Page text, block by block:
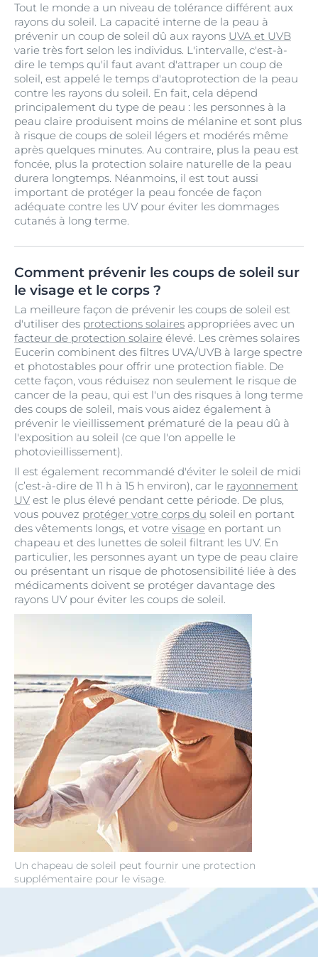
Tout le monde a un niveau de tolérance différent aux
rayons du soleil. La capacité interne de la peau à
prévenir un coup de soleil dû aux rayons UVA et UVB
varie très fort selon les individus. L'intervalle, c'est-à-
dire le temps qu'il faut avant d'attraper un coup de
soleil, est appelé le temps d'autoprotection de la peau
contre les rayons du soleil. En fait, cela dépend
principalement du type de peau : les personnes à la
peau claire produisent moins de mélanine et sont plus
à risque de coups de soleil légers et modérés même
après quelques minutes. Au contraire, plus la peau est
foncée, plus la protection solaire naturelle de la peau
durera longtemps. Néanmoins, il est tout aussi
important de protéger la peau foncée de façon
adéquate contre les UV pour éviter les dommages
cutanés à long terme.
Comment prévenir les coups de soleil sur
le visage et le corps ?
Un chapeau de soleil peut fournir une protection
supplémentaire pour le visage.
La meilleure façon de prévenir les coups de soleil est
d'utiliser des protections solaires appropriées avec un
facteur de protection solaire élevé. Les crèmes solaires
Eucerin combinent des filtres UVA/UVB à large spectre
et photostables pour offrir une protection fiable. De
cette façon, vous réduisez non seulement le risque de
cancer de la peau, qui est l'un des risques à long terme
des coups de soleil, mais vous aidez également à
prévenir le vieillissement prématuré de la peau dû à
l'exposition au soleil (ce que l'on appelle le
photovieillissement).
Il est également recommandé d'éviter le soleil de midi
(c’est-à-dire de 11 h à 15 h environ), car le rayonnement
UV est le plus élevé pendant cette période. De plus,
vous pouvez protéger votre corps du soleil en portant
des vêtements longs, et votre visage en portant un
chapeau et des lunettes de soleil filtrant les UV. En
particulier, les personnes ayant un type de peau claire
ou présentant un risque de photosensibilité liée à des
médicaments doivent se protéger davantage des
rayons UV pour éviter les coups de soleil.